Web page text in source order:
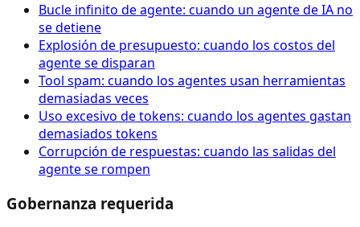
Bucle infinito de agente: cuando un agente de IA no
se detiene
Explosión de presupuesto: cuando los costos del
agente se disparan
Tool spam: cuando los agentes usan herramientas
demasiadas veces
Uso excesivo de tokens: cuando los agentes gastan
demasiados tokens
Corrupción de respuestas: cuando las salidas del
agente se rompen
Gobernanza requerida